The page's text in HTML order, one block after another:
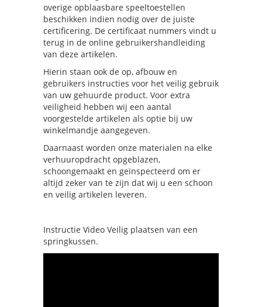
overige opblaasbare speeltoestellen
beschikken indien nodig over de juiste
certificering. De certificaat nummers vindt u
terug in de online gebruikershandleiding
van deze artikelen.
Hierin staan ook de op, afbouw en
gebruikers instructies voor het veilig gebruik
van uw gehuurde product. Voor extra
veiligheid hebben wij een aantal
voorgestelde artikelen als optie bij uw
winkelmandje aangegeven.
Daarnaast worden onze materialen na elke
verhuuropdracht opgeblazen,
schoongemaakt en geïnspecteerd om er
altijd zeker van te zijn dat wij u een schoon
en veilig artikelen leveren.
Instructie Video Veilig plaatsen van een
springkussen.